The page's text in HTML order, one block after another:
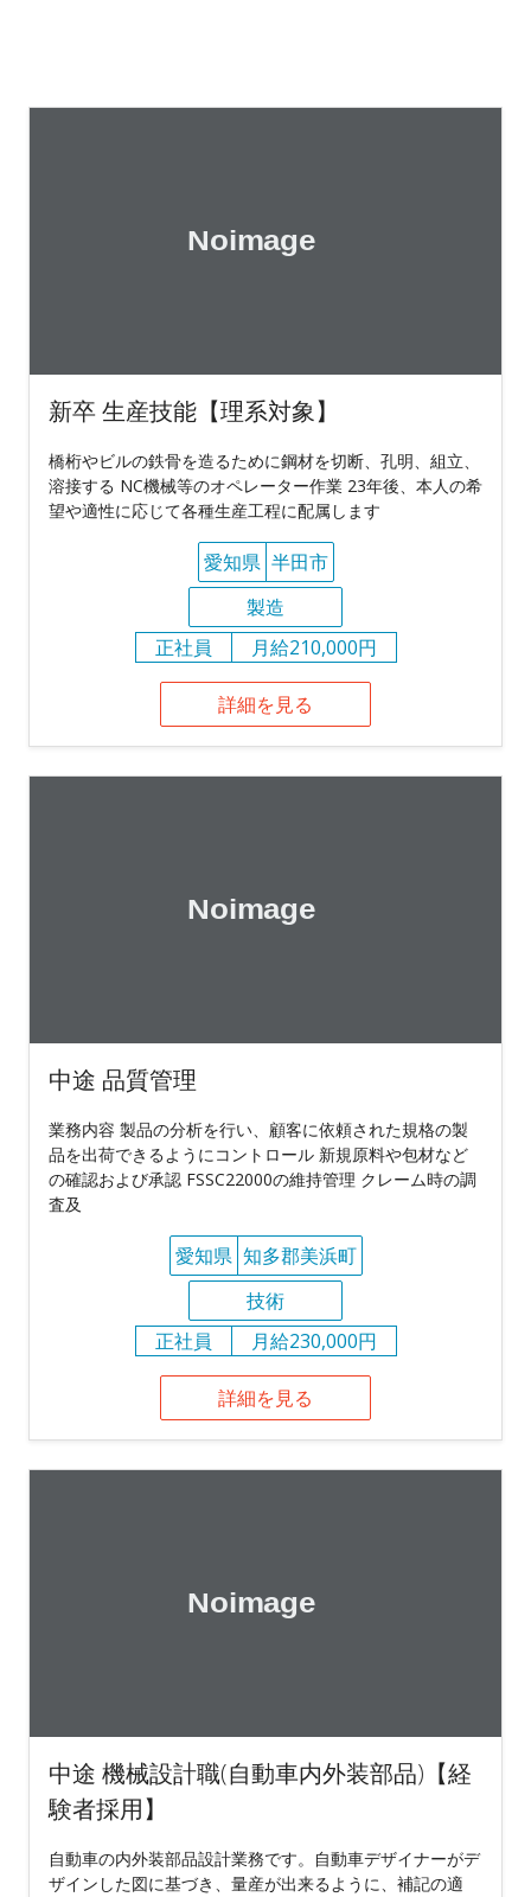
新卒 生産技能【理系対象】
橋桁やビルの鉄骨を造るために鋼材を切断、孔明、組立、
溶接する NC機械等のオペレーター作業 23年後、本人の希
望や適性に応じて各種生産工程に配属します
愛知県 半田市
製造
正社員
月給210,000円
詳細を見る
中途 品質管理
業務内容 製品の分析を行い、顧客に依頼された規格の製
品を出荷できるようにコントロール 新規原料や包材など
の確認および承認 FSSC22000の維持管理 クレーム時の調
査及
愛知県 知多郡美浜町
技術
正社員
月給230,000円
詳細を見る
中途 機械設計職(自動車内外装部品)【経
験者採用】
自動車の内外装部品設計業務です。自動車デザイナーがデ
ザインした図に基づき、量産が出来るように、補記の適